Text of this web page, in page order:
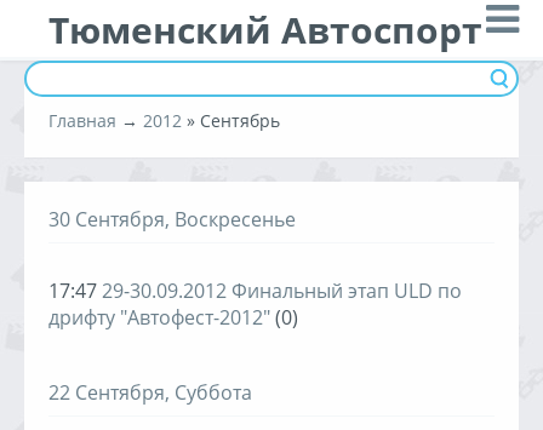
Тюменский Автоспорт
Главная → 2012 » Сентябрь
30 Сентября, Воскресенье
17:4729-30.09.2012 Финальный этап ULD по
дрифту "Автофест-2012"(0)
22 Сентября, Суббота